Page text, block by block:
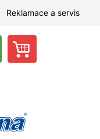
Reklamace a servis